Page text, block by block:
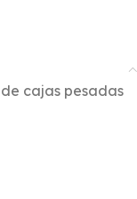
cajas pesadas